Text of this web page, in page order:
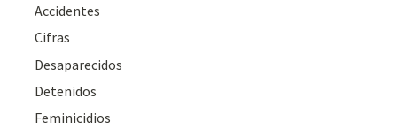
Accidentes
Cifras
Desaparecidos
Detenidos
Feminicidios